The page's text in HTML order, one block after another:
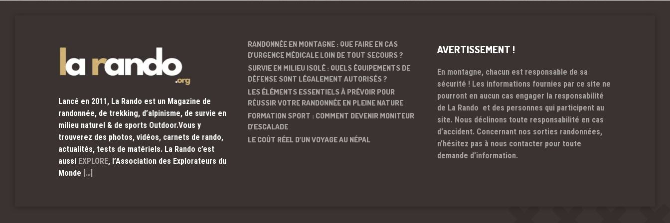
Lancé en 2011, La Rando est un Magazine de
randonnée, de trekking, d’alpinisme, de survie en
milieu naturel & de sports Outdoor.Vous y
trouverez des photos, vidéos, carnets de rando,
actualités, tests de matériels. La Rando c’est
aussi EXPLORE, l’Association des Explorateurs du
Monde […]
RANDONNÉE EN MONTAGNE : QUE FAIRE EN CAS
D’URGENCE MÉDICALE LOIN DE TOUT SECOURS ?
SURVIE EN MILIEU ISOLÉ : QUELS ÉQUIPEMENTS DE
DÉFENSE SONT LÉGALEMENT AUTORISÉS ?
LES ÉLÉMENTS ESSENTIELS À PRÉVOIR POUR
RÉUSSIR VOTRE RANDONNÉE EN PLEINE NATURE
FORMATION SPORT : COMMENT DEVENIR MONITEUR
D’ESCALADE
LE COÛT RÉEL D’UN VOYAGE AU NÉPAL
AVERTISSEMENT !
En montagne, chacun est responsable de sa
sécurité ! Les informations fournies par ce site ne
pourront en aucun cas engager la responsabilité
de La Rando et des personnes qui participent au
site. Nous déclinons toute responsabilité en cas
d’accident. Concernant nos sorties randonnées,
n’hésitez pas à nous contacter pour toute
demande d’information.